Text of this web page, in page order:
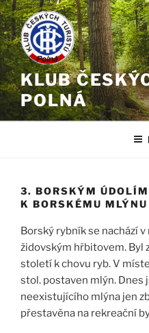
Přejít
k
obsahu
webu
KLUB
POLNÁ
3. BORSKÝM
K BORSKÉMU MLÝNU
Borský rybník se nachází
židovským hřbitovem. Byl
století k chovu ryb. V
stol. postaven mlýn. Dnes
neexistujícího mlýna jen
přestavěna na rekreační